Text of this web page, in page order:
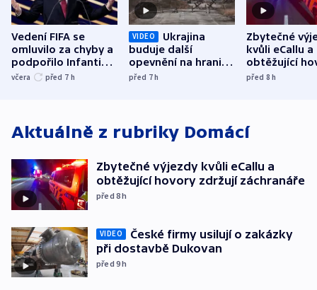
Vedení FIFA se
omluvilo za chyby a
podpořilo Infantina.
UEFA trvá na
včera před 7 h
VIDEO
Ukrajina
buduje další
opevnění na hranici
s Běloruskem
před 7h
Zbytečné
kvůli eCallu a
obtěžující
zdržují
před 8h
Aktuálně z rubriky Domácí
Zbytečné výjezdy kvůli eCallu a
obtěžující hovory zdržují záchranáře
před 8h
VIDEO
České firmy usilují o zakázky
při dostavbě Dukovan
před 9h